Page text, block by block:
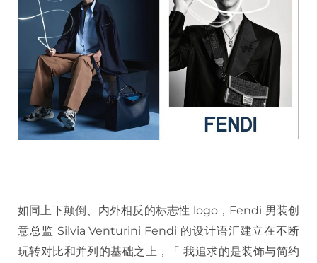
如同上下颠倒、内外相反的标志性 logo，Fendi 男装创
意总监 Silvia Venturini Fendi 的设计语汇建立在不断
玩转对比和并列的基础之上，「 我追求的是装饰与简约